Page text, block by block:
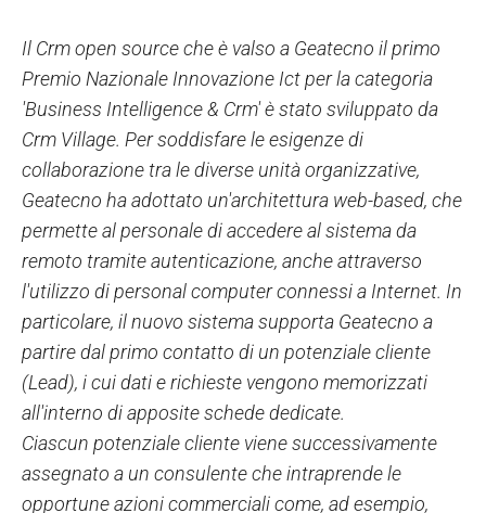
Il Crm open source che è valso a Geatecno il primo
Premio Nazionale Innovazione Ict per la categoria
'Business Intelligence & Crm' è stato sviluppato da
Crm Village. Per soddisfare le esigenze di
collaborazione tra le diverse unità organizzative,
Geatecno ha adottato un'architettura web-based, che
permette al personale di accedere al sistema da
remoto tramite autenticazione, anche attraverso
l'utilizzo di personal computer connessi a Internet. In
particolare, il nuovo sistema supporta Geatecno a
partire dal primo contatto di un potenziale cliente
(Lead), i cui dati e richieste vengono memorizzati
all'interno di apposite schede dedicate.
Ciascun potenziale cliente viene successivamente
assegnato a un consulente che intraprende le
opportune azioni commerciali come, ad esempio,